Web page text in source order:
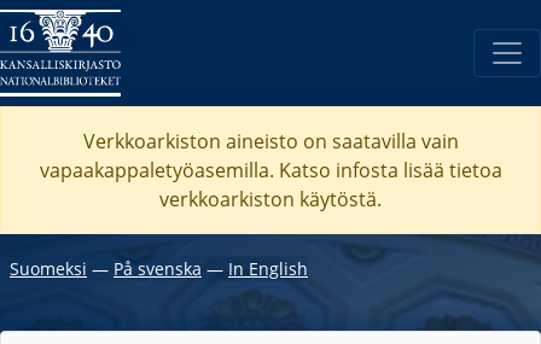
Verkkoarkiston aineisto on saatavilla vain
vapaakappaletyöasemilla. Katso infosta lisää tietoa
verkkoarkiston käytöstä.
Suomeksi ― På svenska ― In English